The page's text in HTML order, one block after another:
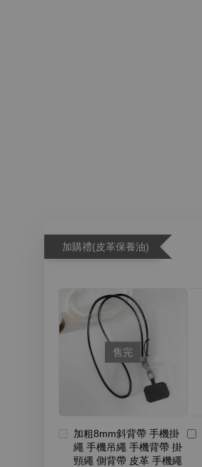
加購禮(皮革保養油)
售完
加粗8mm斜背帶 手機掛
繩 手機吊繩 手機背帶 掛
頸繩 側背帶 皮革 手機繩